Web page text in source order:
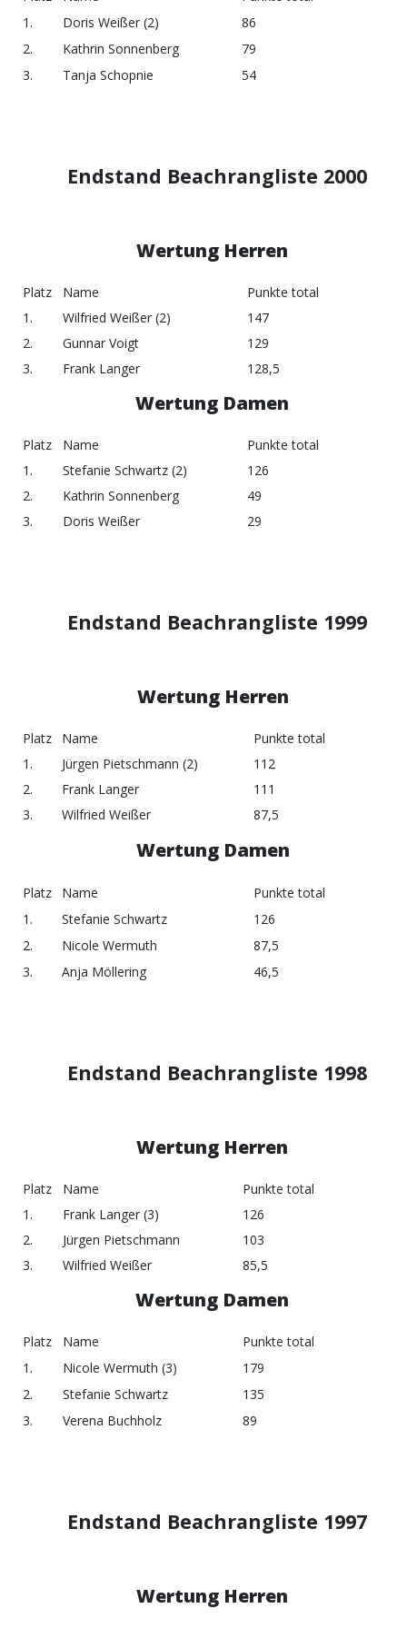
1.
Doris Weißer (2)
86
2.
Kathrin Sonnenberg
79
3.
Tanja Schopnie 54
Endstand Beachrangliste 2000
Wertung Herren
Platz Name
Punkte total
1.
Wilfried Weißer (2)
147
2.
Gunnar Voigt
129
3.
Frank Langer 128,5
Wertung Damen
Platz Name
Punkte total
1.
Stefanie Schwartz (2)
126
2.
Kathrin Sonnenberg
49
3.
Doris Weißer 29
Endstand Beachrangliste 1999
Wertung Herren
Platz Name
Punkte total
1.
Jürgen Pietschmann (2)
112
2.
Frank Langer
111
3.
Wilfried Weißer 87,5
Wertung Damen
Platz Name
Punkte total
1.
Stefanie Schwartz
126
2.
Nicole Wermuth
87,5
3.
Anja Möllering 46,5
Endstand Beachrangliste 1998
Wertung Herren
Platz Name
Punkte total
1.
Frank Langer (3)
126
2.
Jürgen Pietschmann
103
3.
Wilfried Weißer 85,5
Wertung Damen
Platz Name
Punkte total
1.
Nicole Wermuth (3)
179
2.
Stefanie Schwartz
135
3.
Verena Buchholz 89
Endstand Beachrangliste 1997
Wertung Herren